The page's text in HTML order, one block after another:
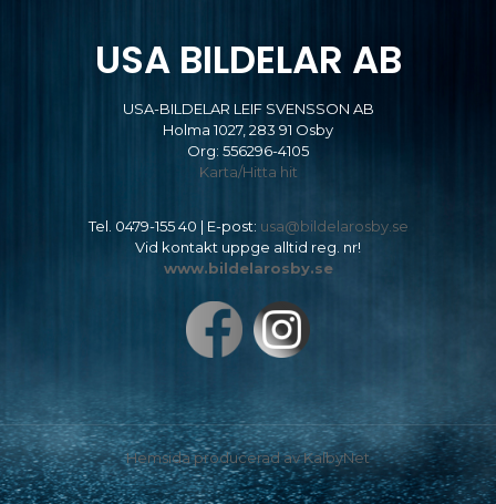
USA BILDELAR AB
USA-BILDELAR LEIF SVENSSON AB
Holma 1027, 283 91 Osby
Org: 556296-4105
Karta/Hitta hit
Tel. 0479-155 40 | E-post: usa@bildelarosby.se
Vid kontakt uppge alltid reg. nr!
www.bildelarosby.se
Hemsida producerad av KalbyNet